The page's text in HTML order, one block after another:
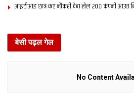
आइटीआइ छात्र कए नौकरी देबा लेल 200 कंपनी आउत
बेसी पढ़ल गेल
No Content